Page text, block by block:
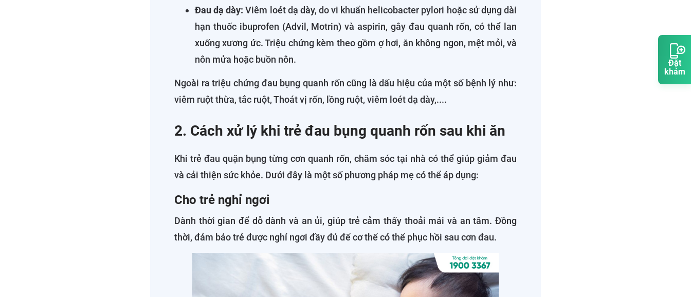
Đặt
khám
Đau dạ dày: Viêm loét dạ dày, do vi khuẩn helicobacter pylori hoặc sử dụng dài
hạn thuốc ibuprofen (Advil, Motrin) và aspirin, gây đau quanh rốn, có thể lan
xuống xương ức. Triệu chứng kèm theo gồm ợ hơi, ăn không ngon, mệt mỏi, và
nôn mửa hoặc buồn nôn.
Ngoài ra triệu chứng đau bụng quanh rốn cũng là dấu hiệu của một số bệnh lý như:
viêm ruột thừa, tắc ruột, Thoát vị rốn, lồng ruột, viêm loét dạ dày,....
2. Cách xử lý khi trẻ đau bụng quanh rốn sau khi ăn
Khi trẻ đau quặn bụng từng cơn quanh rốn, chăm sóc tại nhà có thể giúp giảm đau
và cải thiện sức khỏe. Dưới đây là một số phương pháp mẹ có thể áp dụng:
Cho trẻ nghỉ ngơi
Dành thời gian để dỗ dành và an ủi, giúp trẻ cảm thấy thoải mái và an tâm. Đồng
thời, đảm bảo trẻ được nghỉ ngơi đầy đủ để cơ thể có thể phục hồi sau cơn đau.